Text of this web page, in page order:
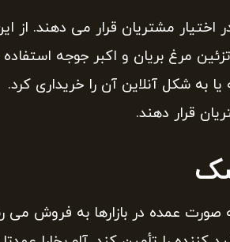
اختیار مشتریان قرار می دهند. از
مرغ بریان و اکبر جوجه
به شکل آنلاین آن را خریداری کرد.
قرار دهند.
صورت عمده در بازارها به فروش می